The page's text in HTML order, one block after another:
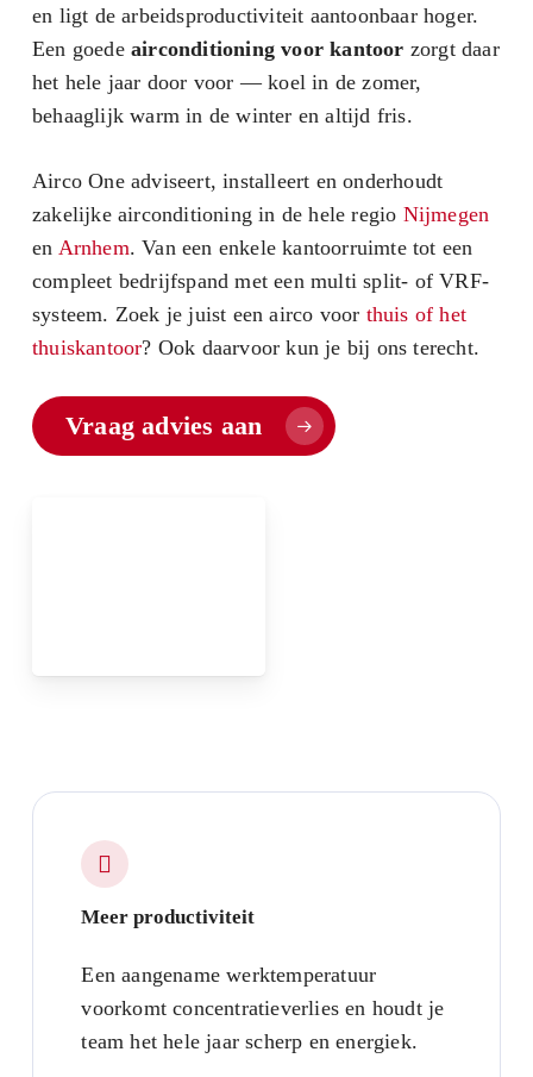
en ligt de arbeidsproductiviteit aantoonbaar hoger.
Een goede airconditioning voor kantoor zorgt daar
het hele jaar door voor — koel in de zomer,
behaaglijk warm in de winter en altijd fris.
Airco One adviseert, installeert en onderhoudt
zakelijke airconditioning in de hele regio Nijmegen
en Arnhem. Van een enkele kantoorruimte tot een
compleet bedrijfspand met een multi split- of VRF-
systeem. Zoek je juist een airco voor thuis of het
thuiskantoor? Ook daarvoor kun je bij ons terecht.
Vraag advies aan
Meer productiviteit
Een aangename werktemperatuur
voorkomt concentratieverlies en houdt je
team het hele jaar scherp en energiek.